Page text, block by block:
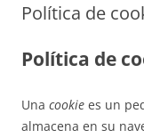
Política de
Política de
Una cookie es un
almacena en su